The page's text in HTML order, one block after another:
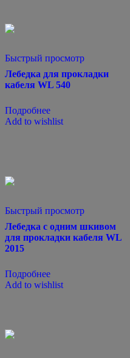
Быстрый просмотр
Лебедка для прокладки
кабеля WL 540
Подробнее
Add to wishlist
Быстрый просмотр
Лебедка с одним шкивом
для прокладки кабеля WL
2015
Подробнее
Add to wishlist